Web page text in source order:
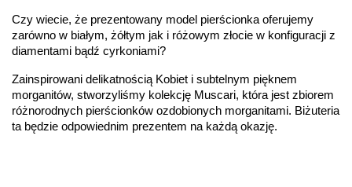
Czy wiecie, że prezentowany model pierścionka oferujemy
zarówno w białym, żółtym jak i różowym złocie w konfiguracji z
diamentami bądź cyrkoniami?
Zainspirowani delikatnością Kobiet i subtelnym pięknem
morganitów, stworzyliśmy kolekcję Muscari, która jest zbiorem
różnorodnych pierścionków ozdobionych morganitami. Biżuteria
ta będzie odpowiednim prezentem na każdą okazję.